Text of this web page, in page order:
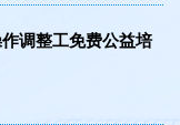
调整工免费公益培